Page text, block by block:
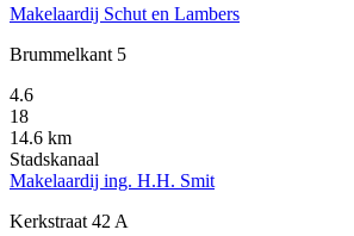
Makelaardij Schut en Lambers
Brummelkant 5
4.6
18
14.6 km
Stadskanaal
Makelaardij ing. H.H. Smit
Kerkstraat 42 A